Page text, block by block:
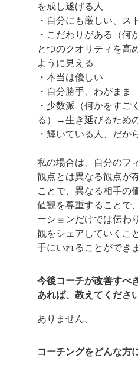
を成し遂げる人
・自分にも厳しい、ス
・こだわりがある（何
とつのクオリティを高
ように見える
・本当は優しい
・自分勝手、わがまま
・少数派（何かをすご
る）→生き延びるため
・輝いている人、だか
私の場合は、自分のフ
観点とは異なる観点が
ことで、異なる相手の
値観を尊重することで
ーションだけでは伝わ
観をシェアしていくこ
手にいれることができ
今後コーチが改善すべ
あれば、教えてくださ
ありません。
コーチングをどんな方